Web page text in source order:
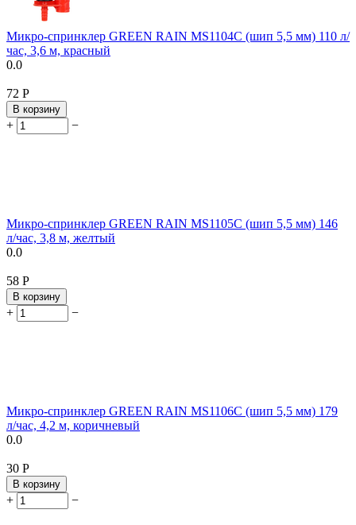
Микро-спринклер GREEN RAIN MS1104C (шип 5,5 мм) 110 л/
час, 3,6 м, красный
0.0
‍72‍ Р
В корзину
+ −
Микро-спринклер GREEN RAIN MS1105C (шип 5,5 мм) 146
л/час, 3,8 м, желтый
0.0
‍58‍ Р
В корзину
+ −
Микро-спринклер GREEN RAIN MS1106C (шип 5,5 мм) 179
л/час, 4,2 м, коричневый
0.0
‍30‍ Р
В корзину
+ −